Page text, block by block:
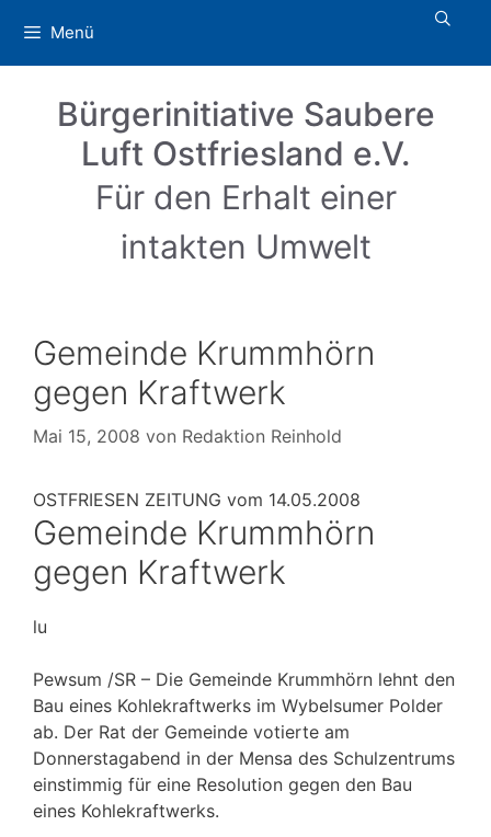
Inhalt
springen
Menü
Bürgerinitiative Saubere
Luft Ostfriesland e.V.
Für den Erhalt einer
intakten Umwelt
Gemeinde Krummhörn
gegen Kraftwerk
Mai 15, 2008 von Redaktion Reinhold
OSTFRIESEN ZEITUNG vom 14.05.2008
Gemeinde Krummhörn
gegen Kraftwerk
lu
Pewsum /SR – Die Gemeinde Krummhörn lehnt den
Bau eines Kohlekraftwerks im Wybelsumer Polder
ab. Der Rat der Gemeinde votierte am
Donnerstagabend in der Mensa des Schulzentrums
einstimmig für eine Resolution gegen den Bau
eines Kohlekraftwerks.